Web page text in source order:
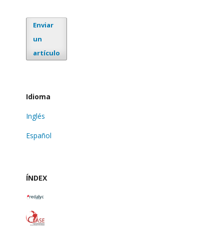
Enviar
un
artículo
Idioma
Inglés
Español
ÍNDEX